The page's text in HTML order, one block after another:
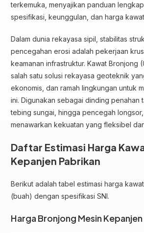
terkemuka, menyajikan panduan
spesifikasi, keunggulan, dan harga
Dalam dunia rekayasa sipil, stabilitas
pencegahan erosi adalah pekerjaan
keamanan infrastruktur. Kawat Bronjong
salah satu solusi rekayasa geoteknik
ekonomis, dan ramah lingkungan untuk
ini. Digunakan sebagai dinding penahan
tebing sungai, hingga pencegah
menawarkan kekuatan yang fleksibel
Daftar Estimasi Harga
Kepanjen Pabrikan
Berikut adalah tabel estimasi harga
(buah) dengan spesifikasi SNI.
Harga Bronjong Mesin Kepanjen